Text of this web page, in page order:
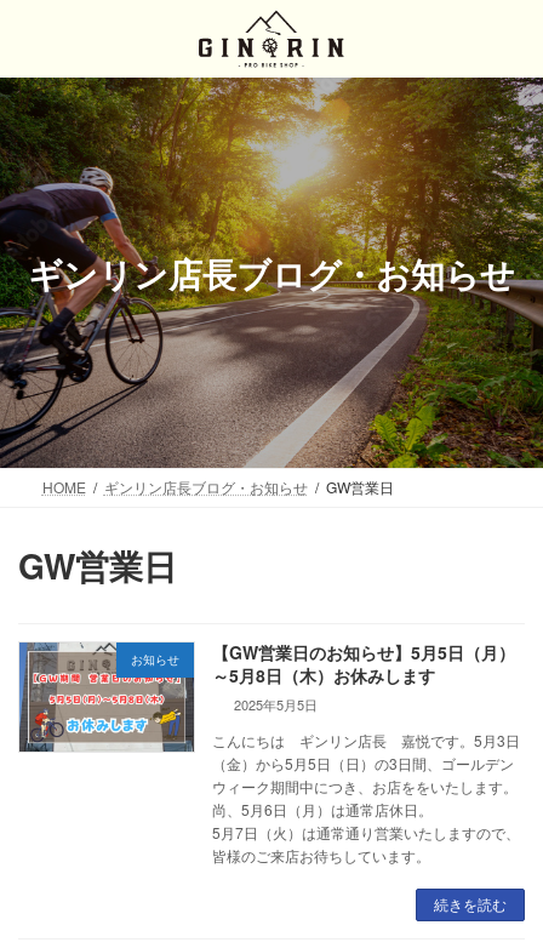
ン
ツ
へ
ス
キ
ッ
プ
ー
シ
ョ
ン
に
移
動
ギンリン店長ブログ・お知らせ
HOME ギンリン店長ブログ・お知らせ GW営業日
GW営業日
お知らせ
【GW営業日のお知らせ】5月5日（月）
～5月8日（木）お休みします
2025年5月5日
こんにちは ギンリン店長 嘉悦です。5月3日
（金）から5月5日（日）の3日間、ゴールデン
ウィーク期間中につき、お店ををいたします。
尚、5月6日（月）は通常店休日。
5月7日（火）は通常通り営業いたしますので、
皆様のご来店お待ちしています。
続きを読む